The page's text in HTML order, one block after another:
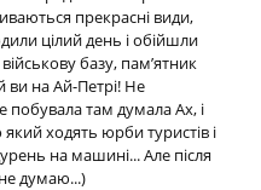
прекрасні види,
цілий день і обійшли
базу, пам’ятник
ви на Ай-Петрі! Не
побувала там думала Ах, і
ходять юрби туристів і
на машині... Але після
думаю...)